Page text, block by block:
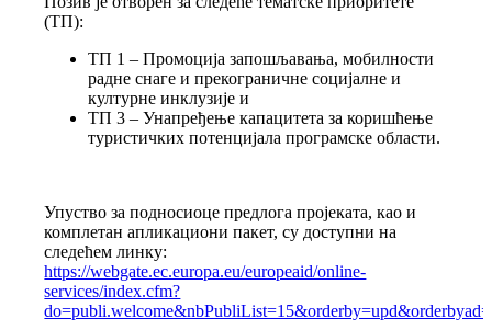
(ТП):
ТП 1 – Промоција запошљавања, мобилности
радне снаге и прекограничне социјалне и
културне инклузије и
ТП 3 – Унапређење капацитета за коришћење
туристичких потенцијала програмске области.
Упуство за подносиоце предлога пројеката, као и
комплетан апликациони пакет, су доступни на
следећем линку:
https://webgate.ec.europa.eu/europeaid/online-
services/index.cfm?